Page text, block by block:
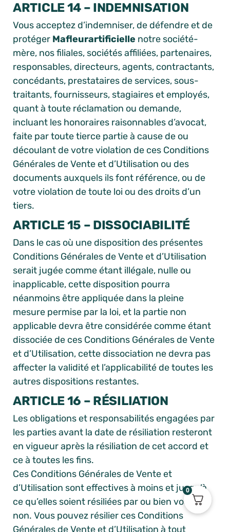
ARTICLE 14 – INDEMNISATION
Vous acceptez d’indemniser, de défendre et de
protéger Mafleurartificielle notre société-
mère, nos filiales, sociétés affiliées, partenaires,
responsables, directeurs, agents, contractants,
concédants, prestataires de services, sous-
traitants, fournisseurs, stagiaires et employés,
quant à toute réclamation ou demande,
incluant les honoraires raisonnables d’avocat,
faite par toute tierce partie à cause de ou
découlant de votre violation de ces Conditions
Générales de Vente et d’Utilisation ou des
documents auxquels ils font référence, ou de
votre violation de toute loi ou des droits d’un
tiers.
ARTICLE 15 – DISSOCIABILITÉ
Dans le cas où une disposition des présentes
Conditions Générales de Vente et d’Utilisation
serait jugée comme étant illégale, nulle ou
inapplicable, cette disposition pourra
néanmoins être appliquée dans la pleine
mesure permise par la loi, et la partie non
applicable devra être considérée comme étant
dissociée de ces Conditions Générales de Vente
et d’Utilisation, cette dissociation ne devra pas
affecter la validité et l’applicabilité de toutes les
autres dispositions restantes.
ARTICLE 16 – RÉSILIATION
Les obligations et responsabilités engagées par
les parties avant la date de résiliation resteront
en vigueur après la résiliation de cet accord et
ce à toutes les fins.
Ces Conditions Générales de Vente et
d’Utilisation sont effectives à moins et jusqu’à
ce qu’elles soient résiliées par ou bien vous ou
non. Vous pouvez résilier ces Conditions
Générales de Vente et d’Utilisation à tout
0